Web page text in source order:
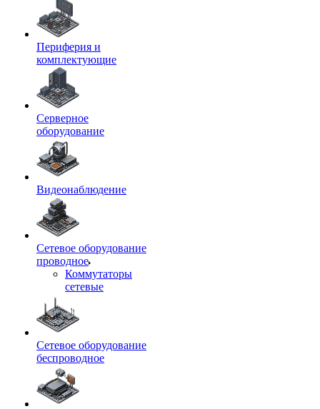
Периферия и
комплектующие
Серверное
оборудование
Видеонаблюдение
Сетевое оборудование
проводное
Коммутаторы
сетевые
Сетевое оборудование
беспроводное